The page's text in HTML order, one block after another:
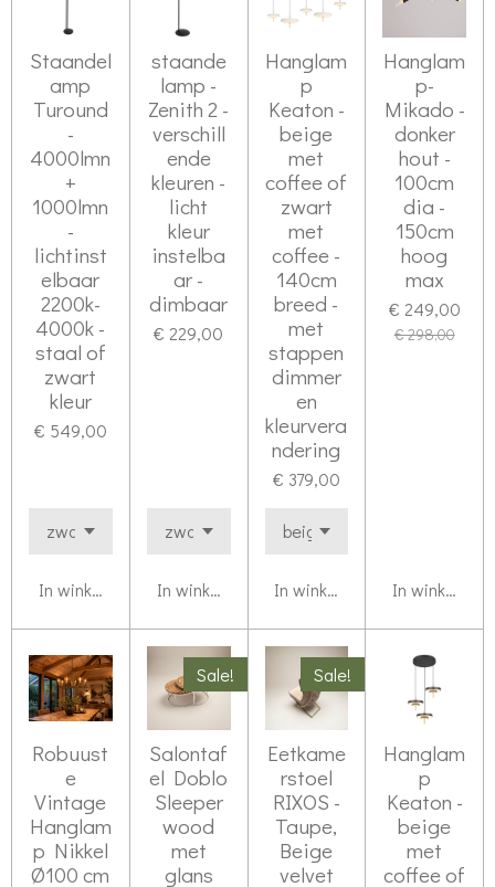
Staandel
amp
Turound
-
4000lmn
+
1000lmn
-
lichtinst
elbaar
2200k-
4000k -
staal of
zwart
kleur
€ 549,00
In winkelwagen
staande
lamp -
Zenith 2 -
verschill
ende
kleuren -
licht
kleur
instelba
ar -
dimbaar
€ 229,00
In winkelwagen
Hanglam
p
Keaton -
beige
met
coffee of
zwart
met
coffee -
140cm
breed -
met
stappen
dimmer
en
kleurvera
ndering
€ 379,00
In winkelwagen
Hanglam
p-
Mikado -
donker
hout -
100cm
dia -
150cm
hoog
max
€ 249,00
€ 298,00
In
Robuust
e
Vintage
Hanglam
p Nikkel
Ø100 cm
Sale!
Salontaf
el Doblo
Sleeper
wood
met
glans
Sale!
Eetkame
rstoel
RIXOS -
Taupe,
Beige
velvet
Hanglam
p
Keaton -
beige
met
coffee of